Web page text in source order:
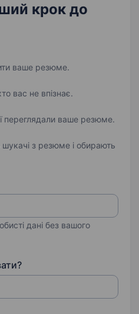
крок до
ваше резюме.
вас не впізнає.
переглядали ваше резюме.
з резюме і обирають
дані без вашого